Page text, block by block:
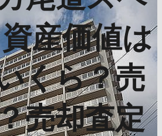
資産価値は
くら？売
売却査定